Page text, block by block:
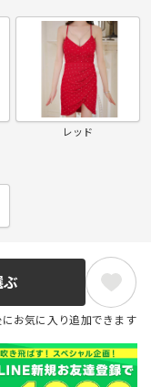
レッド
にお気に入り追加できます